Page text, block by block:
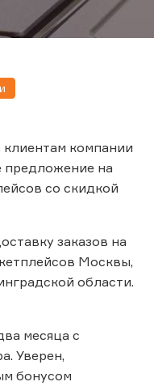
клиентам компании
предложение на
со скидкой
заказов на
Москвы,
области.
месяца с
Уверен,
бонусом